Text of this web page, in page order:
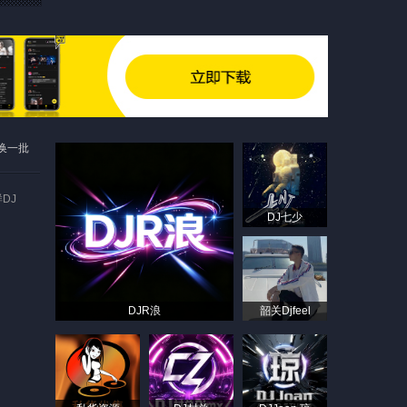
一批
DJ
DJR浪
DJ七少
韶关Djfeel